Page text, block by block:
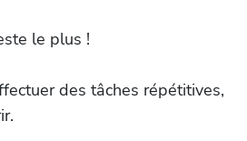
le plus !
des tâches répétitives,